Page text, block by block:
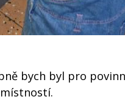
bych byl pro